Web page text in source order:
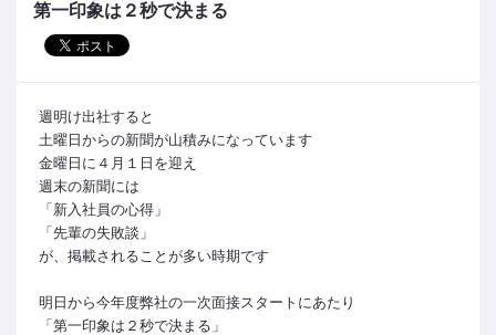
第一印象は２秒で決まる
週明け出社すると
土曜日からの新聞が山積みになっています
金曜日に４月１日を迎え
週末の新聞には
「新入社員の心得」
「先輩の失敗談」
が、掲載されることが多い時期です
明日から今年度弊社の一次面接スタートにあたり
「第一印象は２秒で決まる」